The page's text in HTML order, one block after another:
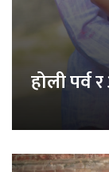
होली पर्व